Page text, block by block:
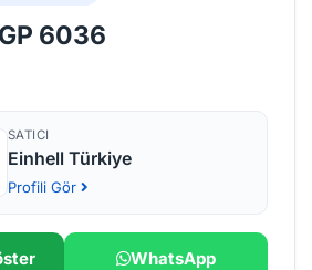
6036
SATICI
Einhell Türkiye
Profili Gör
WhatsApp